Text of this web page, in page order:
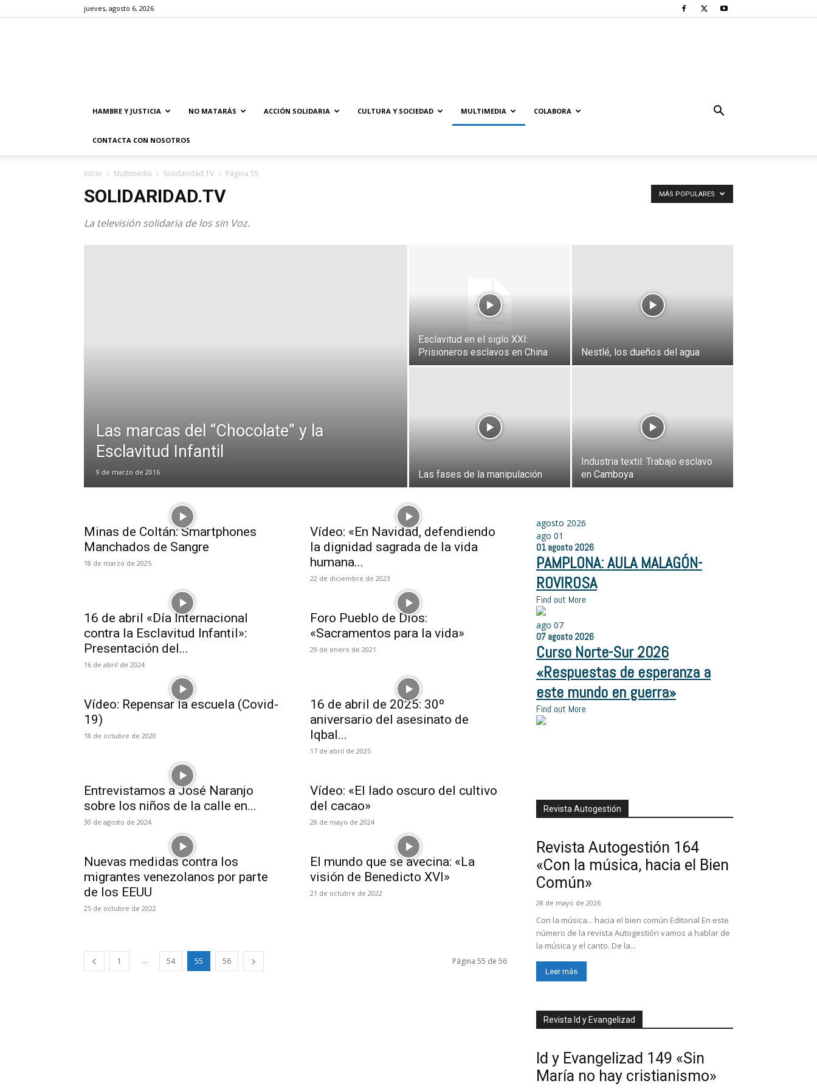
jueves, agosto 6, 2026
HAMBRE Y JUSTICIA NO MATARÁS ACCIÓN SOLIDARIA CULTURA Y SOCIEDAD MULTIMEDIA COLABORA
CONTACTA CON NOSOTROS
Inicio Multimedia Solidaridad.TV Página 55
SOLIDARIDAD.TV
La televisión solidaria de los sin Voz.
MÁS POPULARES
Las marcas del “Chocolate” y la
Esclavitud Infantil
9 de marzo de 2016
Esclavitud en el siglo XXI:
Prisioneros esclavos en China
Nestlé, los dueños del agua
Las fases de la manipulación
Industria textil: Trabajo esclavo
en Camboya
Minas de Coltán: Smartphones
Manchados de Sangre
18 de marzo de 2025
Vídeo: «En Navidad, defendiendo
la dignidad sagrada de la vida
humana...
22 de diciembre de 2023
16 de abril «Día Internacional
contra la Esclavitud Infantil»:
Presentación del...
16 de abril de 2024
Foro Pueblo de Dios:
«Sacramentos para la vida»
29 de enero de 2021
Vídeo: Repensar la escuela (Covid-
19)
18 de octubre de 2020
16 de abril de 2025: 30º
aniversario del asesinato de
Iqbal...
17 de abril de 2025
Entrevistamos a José Naranjo
sobre los niños de la calle en...
30 de agosto de 2024
Vídeo: «El lado oscuro del cultivo
del cacao»
28 de mayo de 2024
Nuevas medidas contra los
migrantes venezolanos por parte
de los EEUU
25 de octubre de 2022
El mundo que se avecina: «La
visión de Benedicto XVI»
21 de octubre de 2022
1 ... 54 55 56 Página 55 de 56
agosto 2026
ago 01
01 agosto 2026
PAMPLONA: AULA MALAGÓN-
ROVIROSA
Find out More
ago 07
07 agosto 2026
Curso Norte-Sur 2026
«Respuestas de esperanza a
este mundo en guerra»
Find out More
Revista Autogestión
Revista Autogestión 164
«Con la música, hacia el Bien
Común»
28 de mayo de 2026
Con la música... hacia el bien común Editorial En este
número de la revista Autogestión vamos a hablar de
la música y el canto. De la...
Leer más
Revista Id y Evangelizad
Id y Evangelizad 149 «Sin
María no hay cristianismo»